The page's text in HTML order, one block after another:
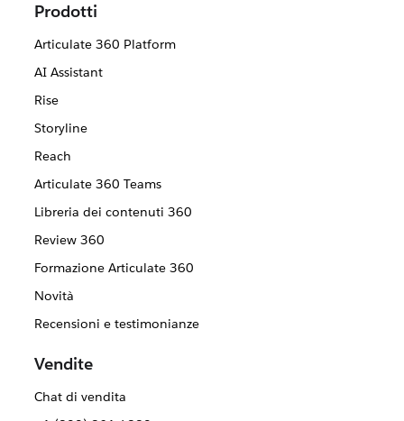
Prodotti
Articulate 360 Platform
AI Assistant
Rise
Storyline
Reach
Articulate 360 Teams
Libreria dei contenuti 360
Review 360
Formazione Articulate 360
Novità
Recensioni e testimonianze
Vendite
Chat di vendita